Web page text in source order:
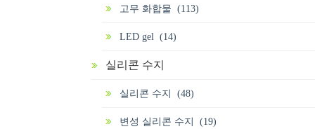
고무 화합물 (113)
LED gel (14)
실리콘 수지
실리콘 수지 (48)
변성 실리콘 수지 (19)